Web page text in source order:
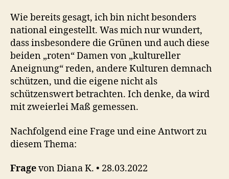
Wie bereits gesagt, ich bin nicht besonders
national eingestellt. Was mich nur wundert,
dass insbesondere die Grünen und auch diese
beiden „roten“ Damen von „kultureller
Aneignung“ reden, andere Kulturen demnach
schützen, und die eigene nicht als
schützenswert betrachten. Ich denke, da wird
mit zweierlei Maß gemessen.
Nachfolgend eine Frage und eine Antwort zu
diesem Thema:
Fragevon Diana K. • 28.03.2022